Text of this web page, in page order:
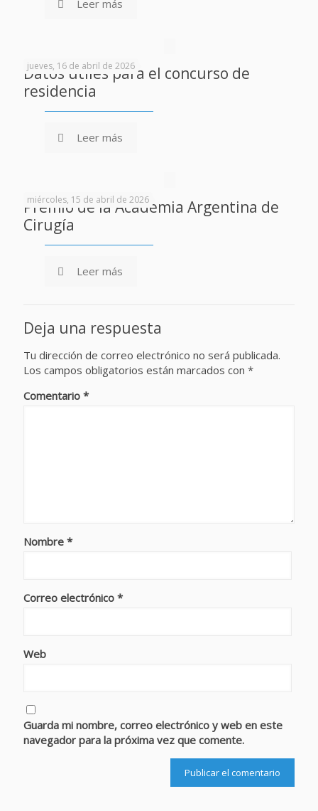
Leer más
jueves, 16 de abril de 2026
Datos útiles para el concurso de
residencia
Leer más
miércoles, 15 de abril de 2026
Premio de la Academia Argentina de
Cirugía
Leer más
Deja una respuesta
Tu dirección de correo electrónico no será publicada.
Los campos obligatorios están marcados con *
Comentario *
Nombre *
Correo electrónico *
Web
Guarda mi nombre, correo electrónico y web en este
navegador para la próxima vez que comente.